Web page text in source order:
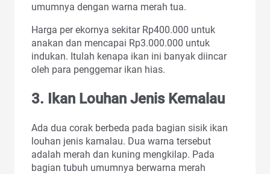
umumnya dengan warna merah tua.
Harga per ekornya sekitar Rp400.000 untuk
anakan dan mencapai Rp3.000.000 untuk
indukan. Itulah kenapa ikan ini banyak diincar
oleh para penggemar ikan hias.
3. Ikan Louhan Jenis Kemalau
Ada dua corak berbeda pada bagian sisik ikan
louhan jenis kamalau. Dua warna tersebut
adalah merah dan kuning mengkilap. Pada
bagian tubuh umumnya berwarna merah